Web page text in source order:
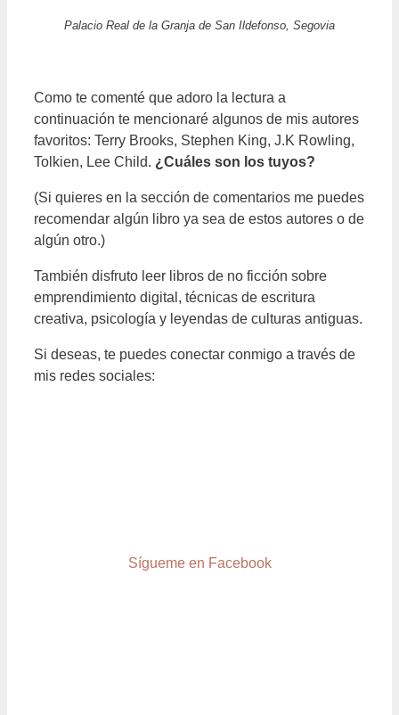
Palacio Real de la Granja de San Ildefonso, Segovia
Como te comenté que adoro la lectura a
continuación te mencionaré algunos de mis autores
favoritos: Terry Brooks, Stephen King, J.K Rowling,
Tolkien, Lee Child. ¿Cuáles son los tuyos?
(Si quieres en la sección de comentarios me puedes
recomendar algún libro ya sea de estos autores o de
algún otro.)
También disfruto leer libros de no ficción sobre
emprendimiento digital, técnicas de escritura
creativa, psicología y leyendas de culturas antiguas.
Si deseas, te puedes conectar conmigo a través de
mis redes sociales:
Sígueme en Facebook